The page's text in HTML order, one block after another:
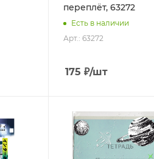
переплёт, 63272
Есть в наличии
Арт.: 63272
175 ₽/шт